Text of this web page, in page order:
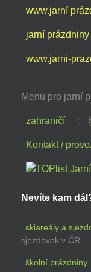
www.jarní
jarní
www.jarni-
Menu pro jarní
zahraničí :
Kontakt /
Nevíte kam
skiareály a
sjezdovek v ČR.
školní prázdniny